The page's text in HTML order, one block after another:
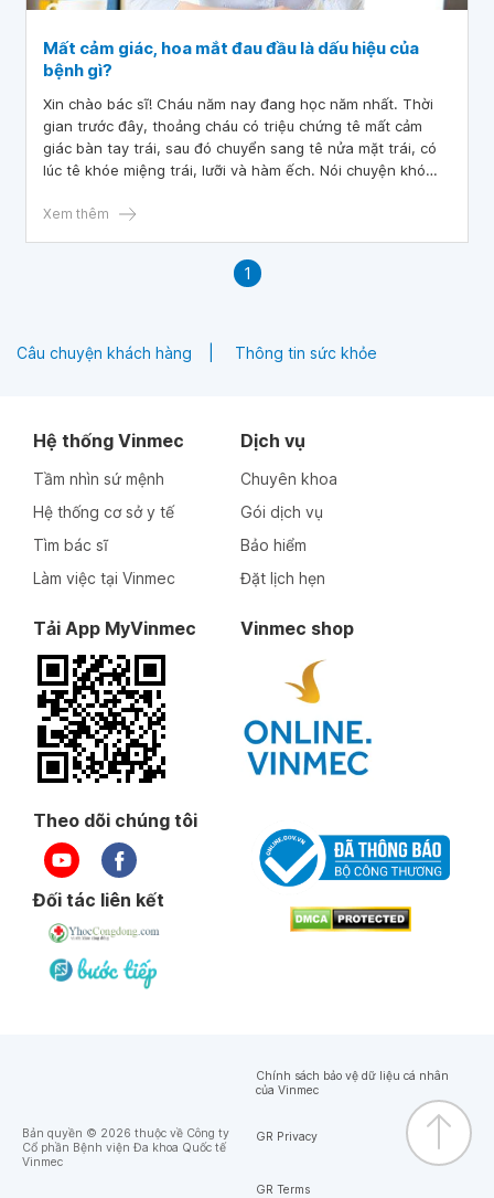
Mất cảm giác, hoa mắt đau đầu là dấu hiệu của
bệnh gì?
Xin chào bác sĩ! Cháu năm nay đang học năm nhất. Thời
gian trước đây, thoảng cháu có triệu chứng tê mất cảm
giác bàn tay trái, sau đó chuyển sang tê nửa mặt trái, có
lúc tê khóe miệng trái, lưỡi và hàm ếch. Nói chuyện khó
suất ít, sau đó xuất hiện đau nửa đầu phải và hiện giờ vẫn
bệnh gì và có nguy hiểm hay không? Cháu xin chân thành
Xem thêm
1
Câu chuyện khách hàng Thông tin sức khỏe
Hệ thống Vinmec
Tầm nhìn sứ mệnh
Hệ thống cơ sở y tế
Tìm bác sĩ
Làm việc tại Vinmec
Dịch vụ
Chuyên khoa
Gói dịch vụ
Bảo hiểm
Đặt lịch hẹn
Tải App MyVinmec Vinmec shop
Theo dõi chúng tôi
Đối tác liên kết
Bản quyền © 2026 thuộc về Công ty
Cổ phần Bệnh viện Đa khoa Quốc tế
Vinmec
Chính sách bảo vệ dữ liệu cá nhân
của Vinmec
GR Privacy
GR Terms